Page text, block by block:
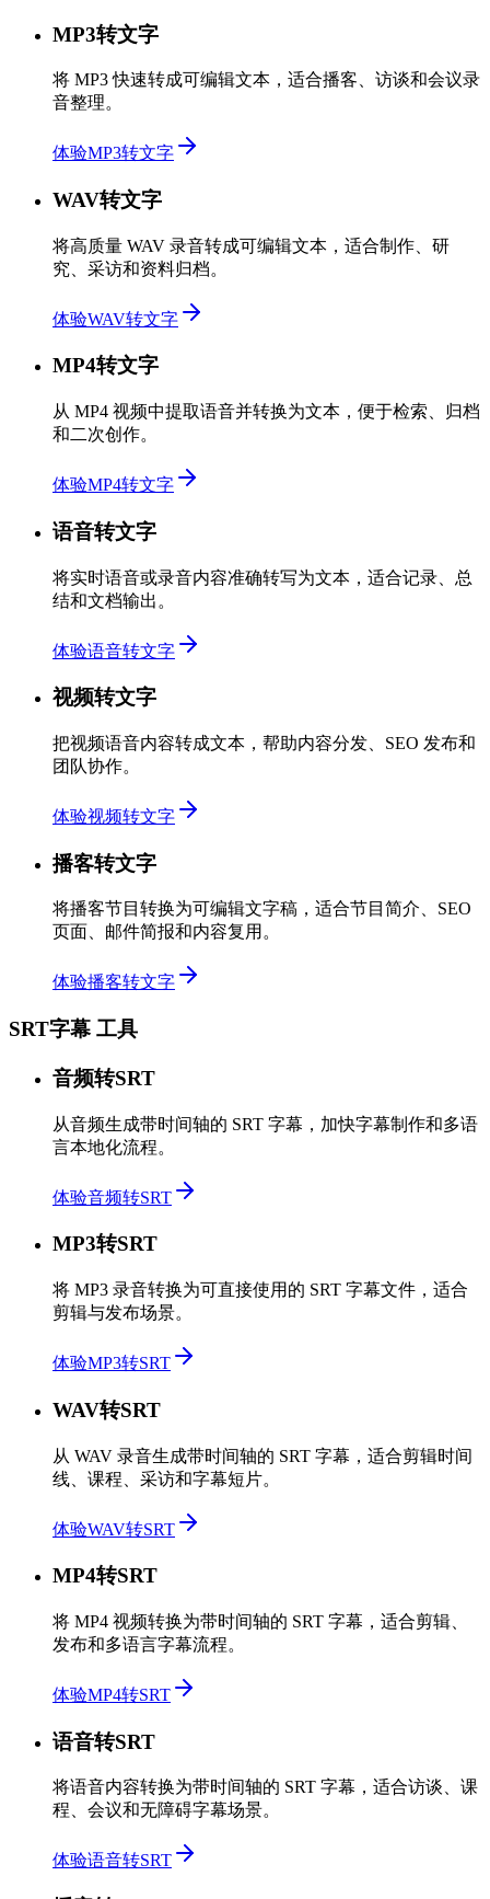
MP3转文字
将 MP3 快速转成可编辑文本，适合播客、访谈和会议录
音整理。
体验MP3转文字
WAV转文字
将高质量 WAV 录音转成可编辑文本，适合制作、研
究、采访和资料归档。
体验WAV转文字
MP4转文字
从 MP4 视频中提取语音并转换为文本，便于检索、归档
和二次创作。
体验MP4转文字
语音转文字
将实时语音或录音内容准确转写为文本，适合记录、总
结和文档输出。
体验语音转文字
视频转文字
把视频语音内容转成文本，帮助内容分发、SEO 发布和
团队协作。
体验视频转文字
播客转文字
将播客节目转换为可编辑文字稿，适合节目简介、SEO
页面、邮件简报和内容复用。
体验播客转文字
SRT字幕 工具
音频转SRT
从音频生成带时间轴的 SRT 字幕，加快字幕制作和多语
言本地化流程。
体验音频转SRT
MP3转SRT
将 MP3 录音转换为可直接使用的 SRT 字幕文件，适合
剪辑与发布场景。
体验MP3转SRT
WAV转SRT
从 WAV 录音生成带时间轴的 SRT 字幕，适合剪辑时间
线、课程、采访和字幕短片。
体验WAV转SRT
MP4转SRT
将 MP4 视频转换为带时间轴的 SRT 字幕，适合剪辑、
发布和多语言字幕流程。
体验MP4转SRT
语音转SRT
将语音内容转换为带时间轴的 SRT 字幕，适合访谈、课
程、会议和无障碍字幕场景。
体验语音转SRT